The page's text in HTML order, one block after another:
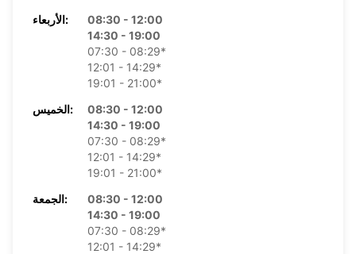
الأربعاء:
08:30 - 12:00
14:30 - 19:00
07:30 - 08:29*
12:01 - 14:29*
19:01 - 21:00*
الخميس:
08:30 - 12:00
14:30 - 19:00
07:30 - 08:29*
12:01 - 14:29*
19:01 - 21:00*
الجمعة:
08:30 - 12:00
14:30 - 19:00
07:30 - 08:29*
12:01 - 14:29*